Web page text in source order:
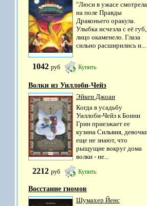
"Люси в ужасе смотрела
на поле Правды
Драконьего оракула.
Улыбка исчезла с её губ,
лицо окаменело. Глаза
сильно расширились и...
1042 руб Купить
Волки из Уиллоби-Чейз
Эйкен Джоан
Когда в усадьбу
Уиллоби-Чейз к Бонни
Грин приезжает ее
кузина Сильвия,
еще не знают, что
рыщущие вокруг дома
волки - не...
2212 руб Купить
Восстание гномов
Шумахер Йенс